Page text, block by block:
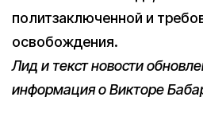
политзаключенной и
освобождения.
Лид и текст новости
информация о Викторе